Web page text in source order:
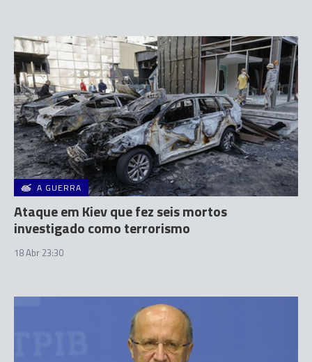
A GUERRA
Ataque em Kiev que fez seis mortos
investigado como terrorismo
18 Abr 23:30